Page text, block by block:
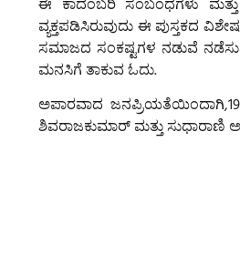
ಈ ಕಾದಂಬರಿ ಸಂಬಂಧಗಳು ಮತ್ತು
ವ್ಯಕ್ತಪಡಿಸಿರುವುದು ಈ ಪುಸ್ತಕದ
ಸಮಾಜದ ಸಂಕಷ್ಟಗಳ ನಡುವೆ
ಮನಸಿಗೆ ತಾಕುವ ಓದು.
ಅಪಾರವಾದ
ಶಿವರಾಜಕುಮಾರ್ ಮತ್ತು ಸುಧಾರಾಣಿ